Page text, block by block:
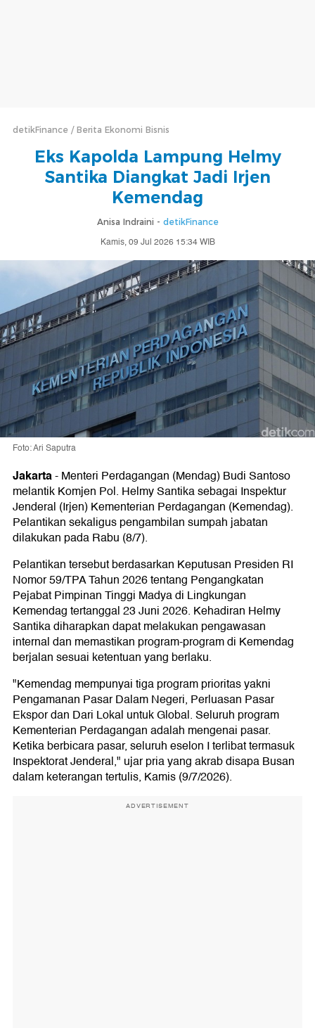
detikFinance Berita Ekonomi Bisnis
Eks Kapolda Lampung Helmy
Santika Diangkat Jadi Irjen
Kemendag
Anisa Indraini - detikFinance
Kamis, 09 Jul 2026 15:34 WIB
Foto: Ari Saputra
Jakarta-Menteri Perdagangan (Mendag) Budi Santoso
melantik Komjen Pol. Helmy Santika sebagai Inspektur
Jenderal (Irjen) Kementerian Perdagangan (Kemendag).
Pelantikan sekaligus pengambilan sumpah jabatan
dilakukan pada Rabu (8/7).
Pelantikan tersebut berdasarkan Keputusan Presiden RI
Nomor 59/TPA Tahun 2026 tentang Pengangkatan
Pejabat Pimpinan Tinggi Madya di Lingkungan
Kemendag tertanggal 23 Juni 2026. Kehadiran Helmy
Santika diharapkan dapat melakukan pengawasan
internal dan memastikan program-program di Kemendag
berjalan sesuai ketentuan yang berlaku.
"Kemendag mempunyai tiga program prioritas yakni
Pengamanan Pasar Dalam Negeri, Perluasan Pasar
Ekspor dan Dari Lokal untuk Global. Seluruh program
Kementerian Perdagangan adalah mengenai pasar.
Ketika berbicara pasar, seluruh eselon I terlibat termasuk
Inspektorat Jenderal," ujar pria yang akrab disapa Busan
dalam keterangan tertulis, Kamis (9/7/2026).
ADVERTISEMENT